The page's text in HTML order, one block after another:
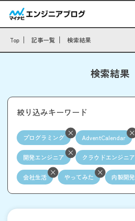
Top 記事一覧 検索結果
検索結果
絞り込みキーワード
プログラミング AdventCalendar
開発エンジニア クラウドエンジニア
会社生活 やってみた 内製開発